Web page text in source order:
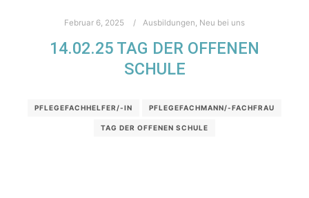
Februar 6, 2025 Ausbildungen, Neu bei uns
14.02.25 TAG DER OFFENEN
SCHULE
PFLEGEFACHHELFER/-IN PFLEGEFACHMANN/-FACHFRAU
TAG DER OFFENEN SCHULE